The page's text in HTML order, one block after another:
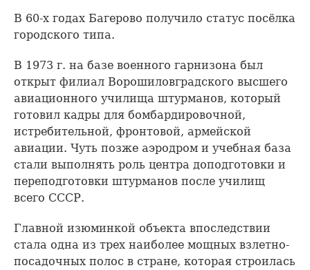
В 60-х годах Багерово получило статус посёлка
городского типа.
В 1973 г. на базе военного гарнизона был
открыт филиал Ворошиловградского высшего
авиационного училища штурманов, который
готовил кадры для бомбардировочной,
истребительной, фронтовой, армейской
авиации. Чуть позже аэродром и учебная база
стали выполнять роль центра доподготовки и
переподготовки штурманов после училищ
всего СССР.
Главной изюминкой объекта впоследствии
стала одна из трех наиболее мощных взлетно-
посадочных полос в стране, которая строилась